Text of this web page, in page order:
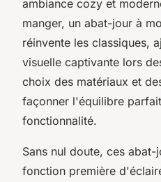
ambiance cozy et
manger, un abat-jour à
réinvente les classiques,
visuelle captivante lors
choix des matériaux et
façonner l'équilibre
fonctionnalité.
Sans nul doute, ces
fonction première